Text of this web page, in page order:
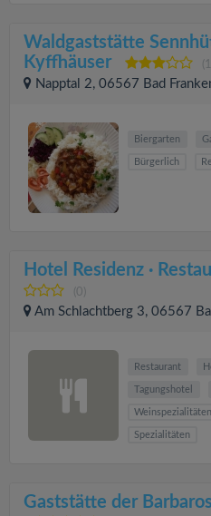
Waldgaststätte
Kyffhäuser
Napptal 2, 06567 Bad
Biergarten
Bürgerlich
Hotel Residenz ·
(0)
Am Schlachtberg 3, 06567
Restaurant
Tagungshotel
Weinspezialitäten
Spezialitäten
Gaststätte der